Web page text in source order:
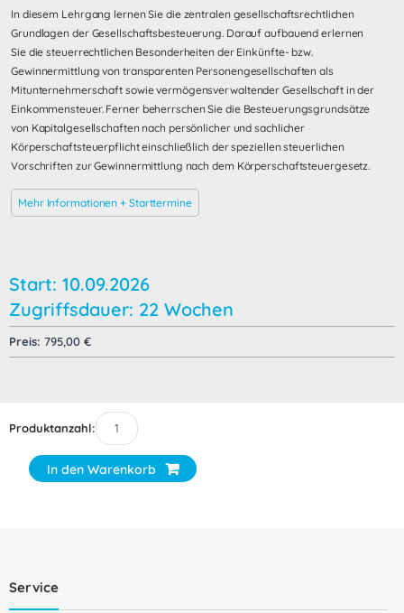
In diesem Lehrgang lernen Sie die zentralen gesellschaftsrechtlichen
Grundlagen der Gesellschaftsbesteuerung. Darauf aufbauend erlernen
Sie die steuerrechtlichen Besonderheiten der Einkünfte- bzw.
Gewinnermittlung von transparenten Personengesellschaften als
Mitunternehmerschaft sowie vermögensverwaltender Gesellschaft in der
Einkommensteuer. Ferner beherrschen Sie die Besteuerungsgrundsätze
von Kapitalgesellschaften nach persönlicher und sachlicher
Körperschaftsteuerpflicht einschließlich der speziellen steuerlichen
Vorschriften zur Gewinnermittlung nach dem Körperschaftsteuergesetz.
Mehr Informationen + Starttermine
Start: 10.09.2026
Zugriffsdauer: 22 Wochen
Preis: 795,00 €
Produktanzahl:
In den Warenkorb
Service